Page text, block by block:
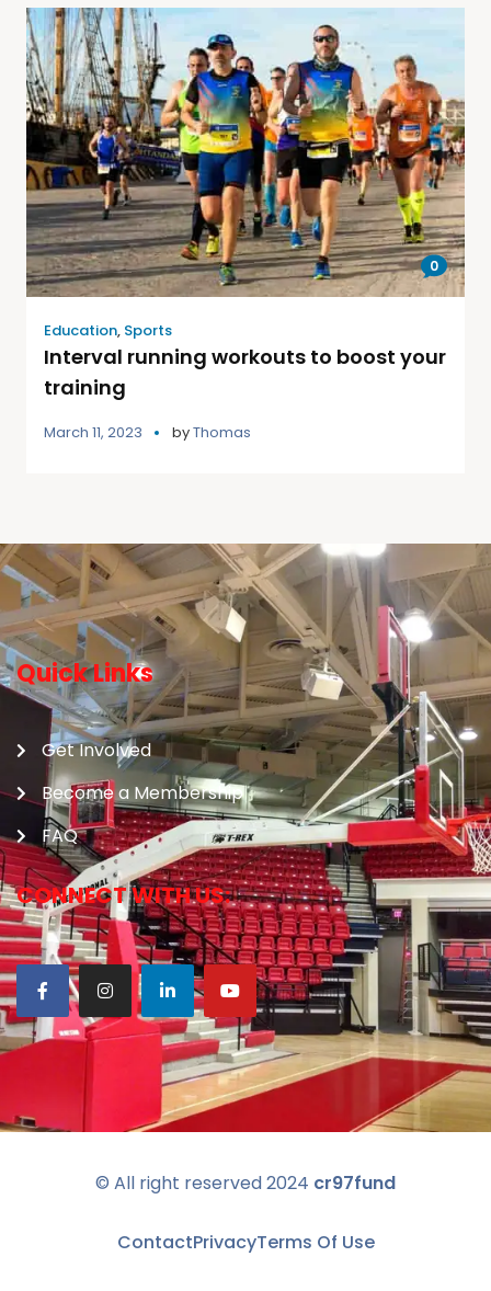
0
Education, Sports
Interval running workouts to boost your
training
March 11, 2023 byThomas
Quick Links
Get Involved
Become a Membership
FAQ
CONNECT WITH US:
© All right reserved2024 cr97fund
ContactPrivacyTerms Of Use